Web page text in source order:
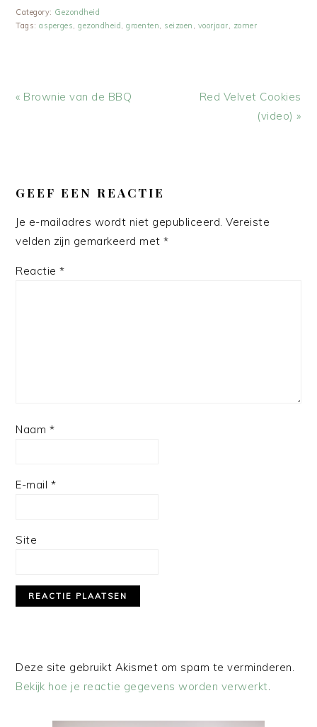
Category: Gezondheid
Tags:asperges,gezondheid ,groenten, seizoen , voorjaar, zomer
Vorig
« Brownie van de BBQ
Volgend
Red Velvet Cookies
(video) »
INTERACTIES
GEEF EEN REACTIE
Je e-mailadres wordt niet gepubliceerd. Vereiste
velden zijn gemarkeerd met*
Reactie*
Naam *
E-mail *
Site
Deze site gebruikt Akismet om spam te verminderen.
Bekijk hoe je reactie gegevens worden verwerkt.